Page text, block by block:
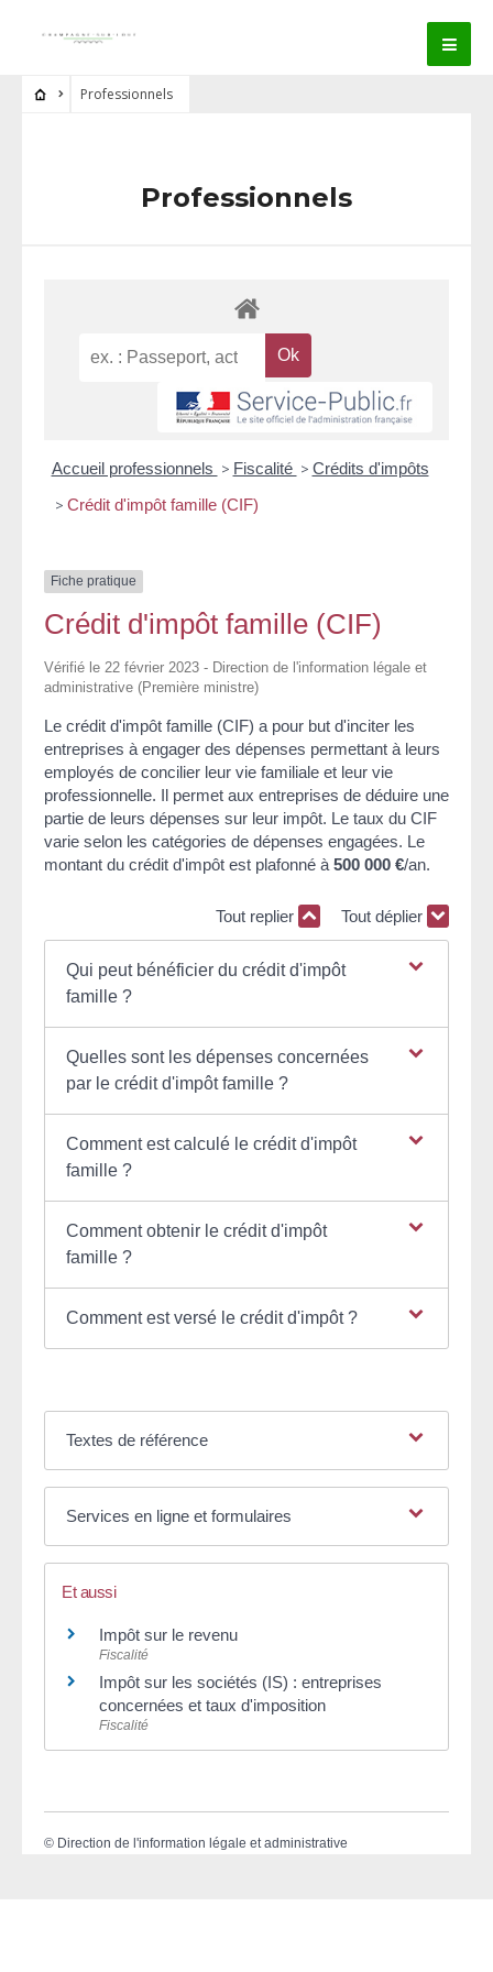
Professionnels
Professionnels
Accueil professionnels > Fiscalité > Crédits d'impôts
> Crédit d'impôt famille (CIF)
Fiche pratique
Crédit d'impôt famille (CIF)
Vérifié le 22 février 2023 - Direction de l'information légale et
administrative (Première ministre)
Le crédit d'impôt famille (CIF) a pour but d'inciter les
entreprises à engager des dépenses permettant à leurs
employés de concilier leur vie familiale et leur vie
professionnelle. Il permet aux entreprises de déduire une
partie de leurs dépenses sur leur impôt. Le taux du CIF
varie selon les catégories de dépenses engagées. Le
montant du crédit d'impôt est plafonné à 500 000 €/an.
Tout replier Tout déplier
Qui peut bénéficier du crédit d'impôt
famille ?
Quelles sont les dépenses concernées
par le crédit d'impôt famille ?
Comment est calculé le crédit d'impôt
famille ?
Comment obtenir le crédit d'impôt
famille ?
Comment est versé le crédit d'impôt ?
Textes de référence
Services en ligne et formulaires
Et aussi
Impôt sur le revenu
Fiscalité
Impôt sur les sociétés (IS) : entreprises
concernées et taux d'imposition
Fiscalité
© Direction de l'information légale et administrative